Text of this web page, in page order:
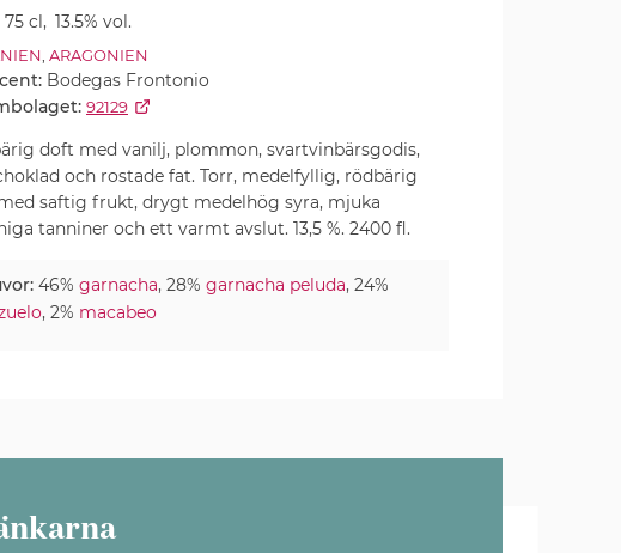
75 cl, 13.5% vol.
ARAGONIEN
Bodegas Frontonio
92129
doft med vanilj, plommon, svartvinbärsgodis,
och rostade fat. Torr, medelfyllig, rödbärig
saftig frukt, drygt medelhög syra, mjuka
tanniner och ett varmt avslut. 13,5 %. 2400 fl.
46% garnacha, 28% garnacha peluda, 24%
, 2% macabeo